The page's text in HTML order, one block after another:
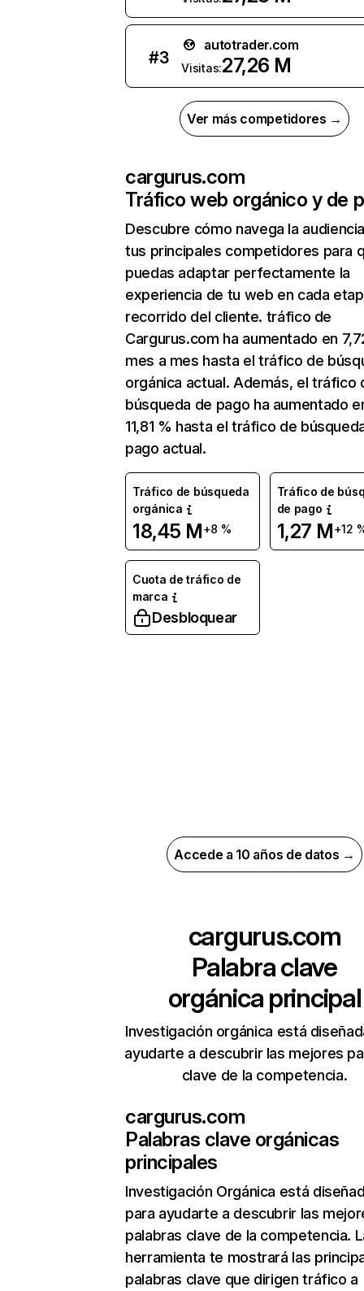
#3
autotrader.com
Visitas:27,26 M
Ver más competidores →
cargurus.com
Tráfico web orgánico y de
Descubre cómo navega la
tus principales competidores para
puedas adaptar perfectamente la
experiencia de tu web en cada
recorrido del cliente. tráfico de
Cargurus.com ha aumentado en
mes a mes hasta el tráfico de
orgánica actual. Además, el tráfico
búsqueda de pago ha aumentado
11,81 % hasta el tráfico de
pago actual.
Tráfico de búsqueda
orgánica
18,45 M+8 %
Tráfico de
de pago
1,27 M+12
Cuota de tráfico de
marca
Desbloquear
Accede a 10 años de datos →
cargurus.com
Palabra clave
orgánica principal
Investigación orgánica está
ayudarte a descubrir las mejores
clave de la competencia.
cargurus.com
Palabras clave orgánicas
principales
Investigación Orgánica está
para ayudarte a descubrir las
palabras clave de la competencia.
herramienta te mostrará las
palabras clave que dirigen tráfico a